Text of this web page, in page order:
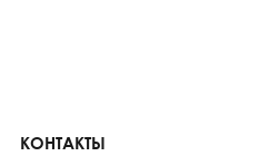
КОНТАКТЫ